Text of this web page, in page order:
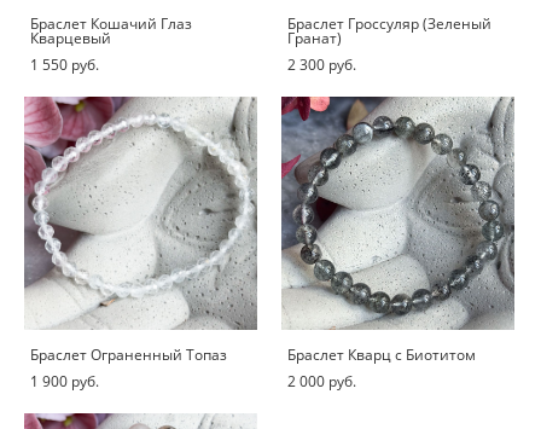
Браслет Кошачий Глаз
Кварцевый
1 550 pуб.
Браслет Гроссуляр (Зеленый
Гранат)
2 300 pуб.
Браслет Ограненный Топаз
1 900 pуб.
Браслет Кварц с Биотитом
2 000 pуб.